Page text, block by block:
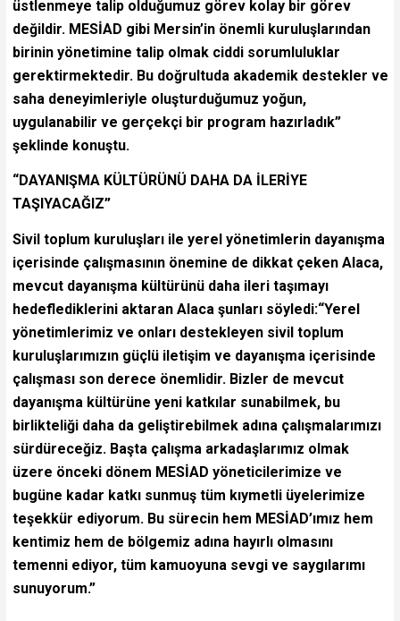
üstlenmeye talip olduğumuz görev kolay bir görev
değildir. MESİAD gibi Mersin’in önemli kuruluşlarından
birinin yönetimine talip olmak ciddi sorumluluklar
gerektirmektedir. Bu doğrultuda akademik destekler ve
saha deneyimleriyle oluşturduğumuz yoğun,
uygulanabilir ve gerçekçi bir program hazırladık”
şeklinde konuştu.
“DAYANIŞMA KÜLTÜRÜNÜ DAHA DA İLERİYE
TAŞIYACAĞIZ”
Sivil toplum kuruluşları ile yerel yönetimlerin dayanışma
içerisinde çalışmasının önemine de dikkat çeken Alaca,
mevcut dayanışma kültürünü daha ileri taşımayı
hedeflediklerini aktaran Alaca şunları söyledi:“Yerel
yönetimlerimiz ve onları destekleyen sivil toplum
kuruluşlarımızın güçlü iletişim ve dayanışma içerisinde
çalışması son derece önemlidir. Bizler de mevcut
dayanışma kültürüne yeni katkılar sunabilmek, bu
birlikteliği daha da geliştirebilmek adına çalışmalarımızı
sürdüreceğiz. Başta çalışma arkadaşlarımız olmak
üzere önceki dönem MESİAD yöneticilerimize ve
bugüne kadar katkı sunmuş tüm kıymetli üyelerimize
teşekkür ediyorum. Bu sürecin hem MESİAD’ımız hem
kentimiz hem de bölgemiz adına hayırlı olmasını
temenni ediyor, tüm kamuoyuna sevgi ve saygılarımı
sunuyorum.”